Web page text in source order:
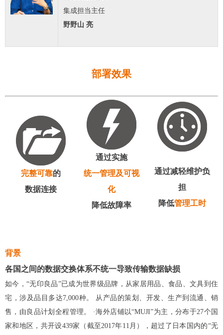
集成担当主任
野野山 亮
部署效果
完整可靠的
数据连接
通过实施
统一管理及可视
化
降低故障率
通过减轻维护负
担
降低管理工时
背景
各国之间的数据交换体系不统一导致传输数据缺损
如今，“无印良品”已成为世界级品牌，从家居用品、食品、文具到住
宅，涉及品目多达7,000种。 从产品的策划、开发、生产到流通、销
售，由良品计划全程管理。 ·海外店铺以“MUJI”为主，分布于27个国
家和地区，共开设439家（截至2017年11月），超过了日本国内的“无